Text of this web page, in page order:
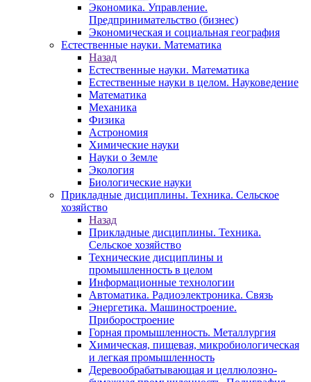
Экономика. Управление.
Предпринимательство (бизнес)
Экономическая и социальная география
Естественные науки. Математика
Назад
Естественные науки. Математика
Естественные науки в целом. Науковедение
Математика
Механика
Физика
Астрономия
Химические науки
Науки о Земле
Экология
Биологические науки
Прикладные дисциплины. Техника. Сельское
хозяйство
Назад
Прикладные дисциплины. Техника.
Сельское хозяйство
Технические дисциплины и
промышленность в целом
Информационные технологии
Автоматика. Радиоэлектроника. Связь
Энергетика. Машиностроение.
Приборостроение
Горная промышленность. Металлургия
Химическая, пищевая, микробиологическая
и легкая промышленность
Деревообрабатывающая и целлюлозно-